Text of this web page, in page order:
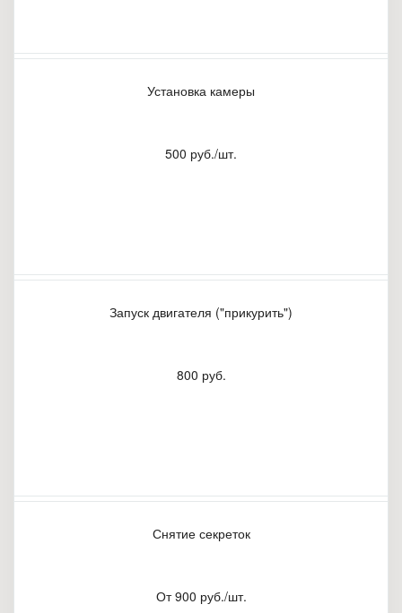
Установка камеры
500 руб./шт.
Запуск двигателя ("прикурить")
800 руб.
Снятие секреток
От 900 руб./шт.